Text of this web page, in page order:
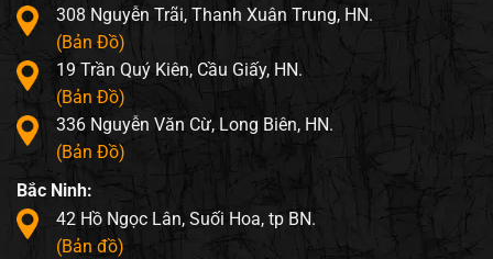
308 Nguyễn Trãi, Thanh Xuân Trung, HN.
(Bản Đồ)
19 Trần Quý Kiên, Cầu Giấy, HN.
(Bản Đồ)
336 Nguyễn Văn Cừ, Long Biên, HN.
(Bản Đồ)
Bắc Ninh:
42 Hồ Ngọc Lân, Suối Hoa, tp BN.
(Bản đồ)